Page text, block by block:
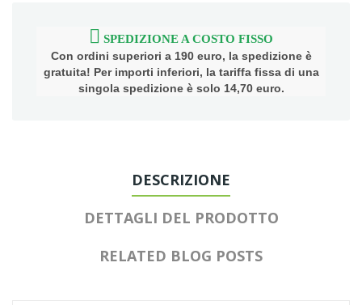
SPEDIZIONE A COSTO FISSO
Con ordini superiori a 190 euro, la spedizione è
gratuita! Per importi inferiori, la tariffa fissa di una
singola spedizione è solo 14,70 euro.
DESCRIZIONE
DETTAGLI DEL PRODOTTO
RELATED BLOG POSTS